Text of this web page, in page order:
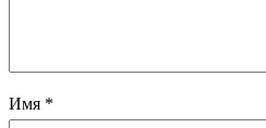
Имя *